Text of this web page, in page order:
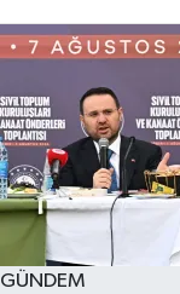
GÜNDEM